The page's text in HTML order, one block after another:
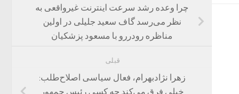
چرا وعده رشد سرعت اینترنت غیرواقعی به
نظر می‌رسد گاف سعید جلیلی در اولین
مناظره رودررو با مسعود پزشکیان
قبلی
زهرا نژادبهرام، فعال سیاسی اصلاح‌طلب:
خیلی فرق می‌کند چه کسی رئیس جمهور